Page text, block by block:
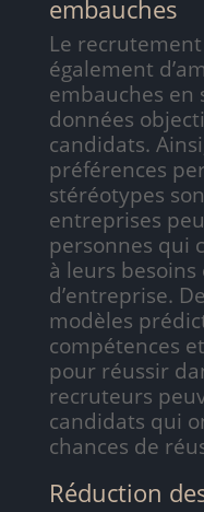
embauches
Le
également
embauches en
données
candidats.
préférences
stéréotypes
entreprises
personnes qui
à leurs
d’entreprise.
modèles
compétences
pour réussir
recruteurs
candidats qui
chances de
Réduction